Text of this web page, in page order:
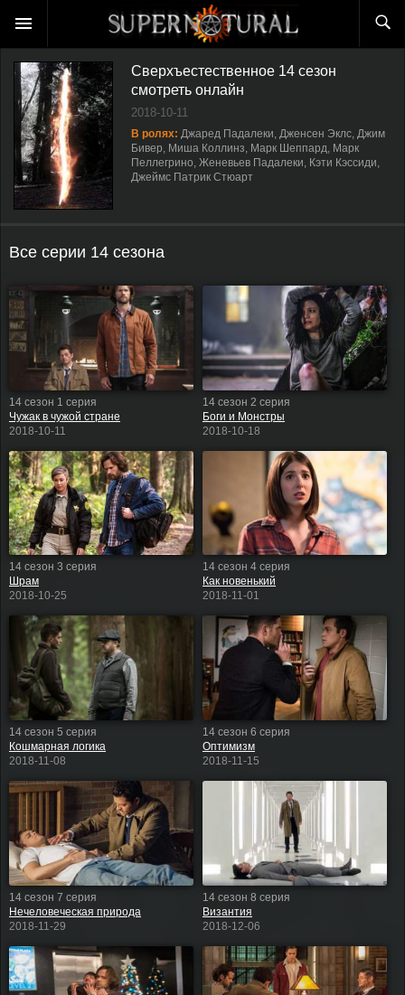
Сверхъестественное 14 сезон
смотреть онлайн
2018-10-11
В ролях: Джаред Падалеки, Дженсен Эклс, Джим
Бивер, Миша Коллинз, Марк Шеппард, Марк
Пеллегрино, Женевьев Падалеки, Кэти Кэссиди,
Джеймс Патрик Стюарт
Все серии 14 сезона
14 сезон 1 серия
Чужак в чужой стране
2018-10-11
14 сезон 2 серия
Боги и Монстры
2018-10-18
14 сезон 3 серия
Шрам
2018-10-25
14 сезон 4 серия
Как новенький
2018-11-01
14 сезон 5 серия
Кошмарная логика
2018-11-08
14 сезон 6 серия
Оптимизм
2018-11-15
14 сезон 7 серия
Нечеловеческая природа
2018-11-29
14 сезон 8 серия
Византия
2018-12-06